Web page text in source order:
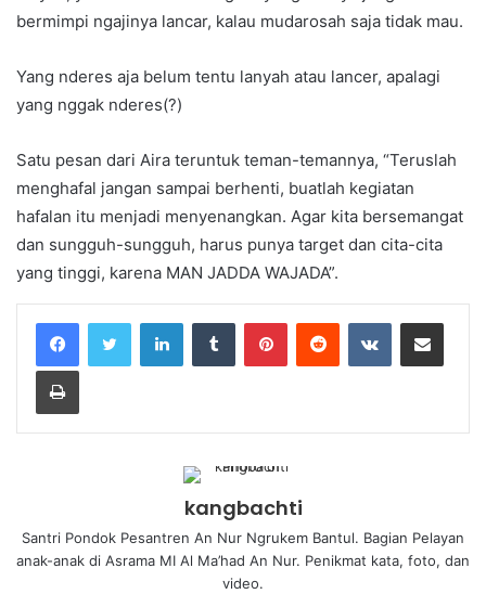
bermimpi ngajinya lancar, kalau mudarosah saja tidak mau.
Yang nderes aja belum tentu lanyah atau lancer, apalagi
yang nggak nderes(?)
Satu pesan dari Aira teruntuk teman-temannya, “Teruslah
menghafal jangan sampai berhenti, buatlah kegiatan
hafalan itu menjadi menyenangkan. Agar kita bersemangat
dan sungguh-sungguh, harus punya target dan cita-cita
yang tinggi, karena MAN JADDA WAJADA”.
kangbachti
Santri Pondok Pesantren An Nur Ngrukem Bantul. Bagian Pelayan
anak-anak di Asrama MI Al Ma’had An Nur. Penikmat kata, foto, dan
video.